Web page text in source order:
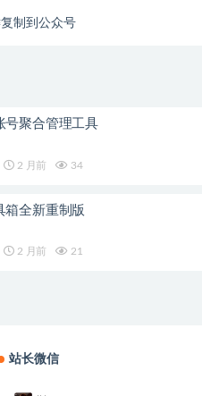
制到公众号
号聚合管理工具
2 月前 34
箱全新重制版
2 月前 21
站长微信